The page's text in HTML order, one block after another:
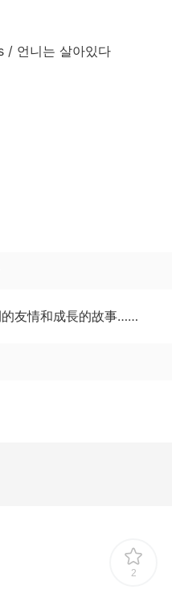
/ 언니는 살아있다
友情和成長的故事……
2